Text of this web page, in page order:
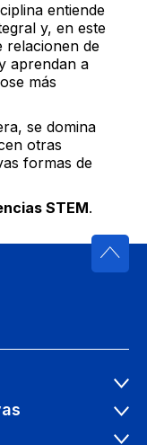
entiende
y, en este
relacionen de
aprendan a
más
se domina
otras
formas de
STEM.